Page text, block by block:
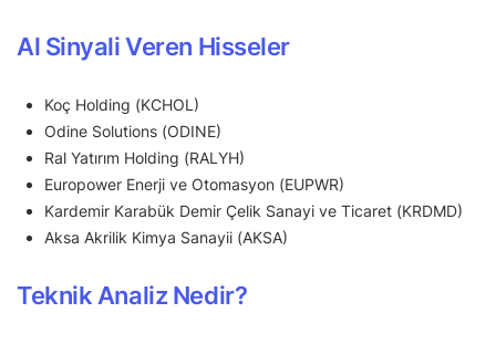
Al Sinyali Veren Hisseler
Koç Holding (KCHOL)
Odine Solutions (ODINE)
Ral Yatırım Holding (RALYH)
Europower Enerji ve Otomasyon (EUPWR)
Kardemir Karabük Demir Çelik Sanayi ve Ticaret (KRDMD)
Aksa Akrilik Kimya Sanayii (AKSA)
Teknik Analiz Nedir?